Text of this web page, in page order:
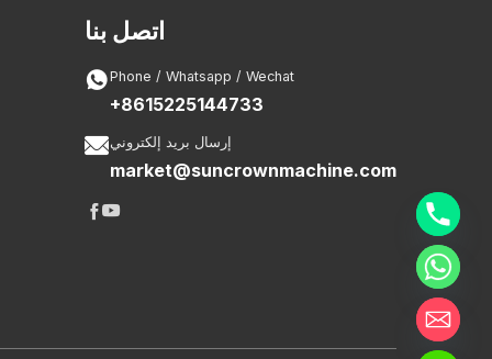
اتصل بنا
Phone / Whatsapp / Wechat
+8615225144733
إرسال بريد إلكتروني
market@suncrownmachine.com
